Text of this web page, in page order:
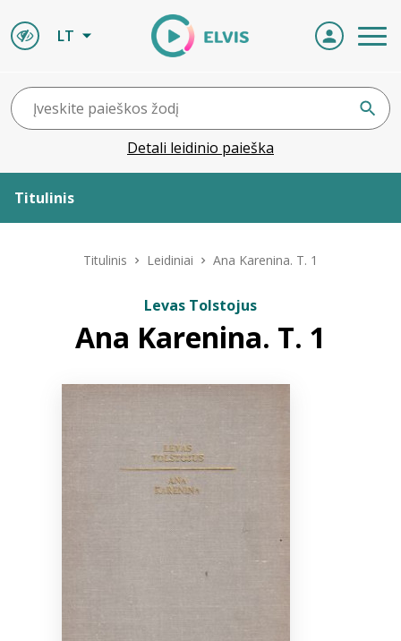
LT
Detali leidinio paieška
Titulinis
ELVIS atvyksta
Titulinis Leidiniai Ana Karenina. T. 1
Levas Tolstojus
Ana Karenina. T. 1